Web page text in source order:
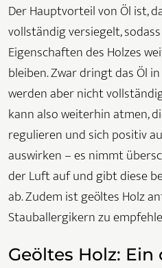
Der Hauptvorteil von Öl ist,
vollständig versiegelt,
Eigenschaften des Holzes
bleiben. Zwar dringt das Öl
werden aber nicht
kann also weiterhin atmen,
regulieren und sich positiv
auswirken – es nimmt
der Luft auf und gibt diese
ab. Zudem ist geöltes Holz
Stauballergikern zu
Geöltes Holz: